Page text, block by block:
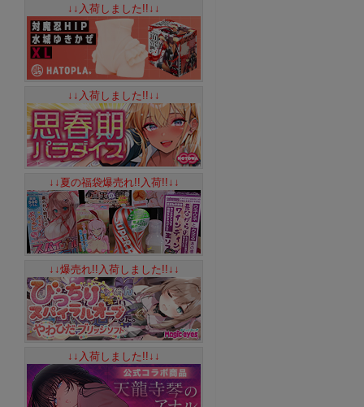
↓↓入荷しました!!↓↓
↓↓入荷しました!!↓↓
↓↓夏の福袋爆売れ!!入荷!!↓↓
↓↓爆売れ!!入荷しました!!↓↓
↓↓入荷しました!!↓↓